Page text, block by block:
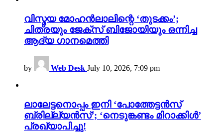
വിസ്മയ മോഹൻലാലിന്റെ ‘തുടക്കം’;
ചിത്രയും ജേക്സ് ബിജോയിയും ഒന്നിച്ച
ആദ്യ ഗാനമെത്തി
by Web Desk July 10, 2026, 7:09 pm
ലാലേട്ടനൊപ്പം ഇനി ‘പോത്തേട്ടൻസ്
ബ്രില്ല്യൻസ്’; ‘നെടുങ്കണ്ടം മിറാക്കിൾ’
പ്രഖ്യാപിച്ചു!